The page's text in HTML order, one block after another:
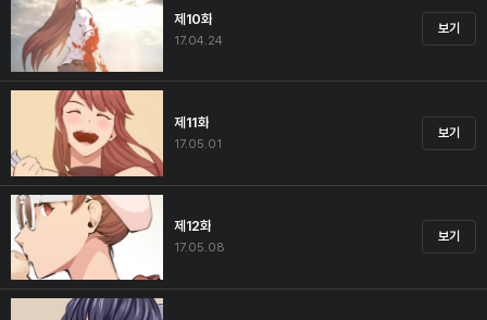
제10화
17.04.24
보기
제11화
17.05.01
보기
제12화
17.05.08
보기